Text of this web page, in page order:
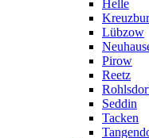
Helle
Lübzow
Pirow
Reetz
Seddin
Tacken